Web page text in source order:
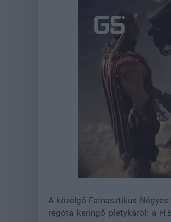
A közelgő Fatnasztikus
régóta keringő pletykáról: a